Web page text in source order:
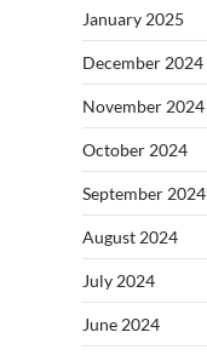
January 2025
December 2024
November 2024
October 2024
September 2024
August 2024
July 2024
June 2024